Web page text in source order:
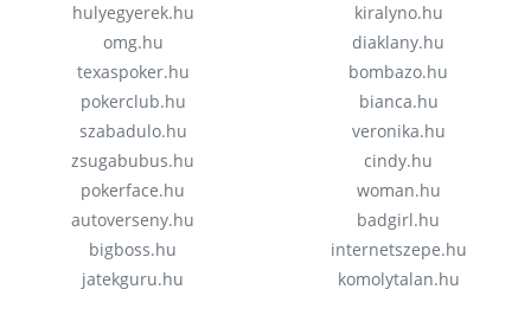
hulyegyerek.hu
omg.hu
texaspoker.hu
pokerclub.hu
szabadulo.hu
zsugabubus.hu
pokerface.hu
autoverseny.hu
bigboss.hu
jatekguru.hu
kiralyno.hu
diaklany.hu
bombazo.hu
bianca.hu
veronika.hu
cindy.hu
woman.hu
badgirl.hu
internetszepe.hu
komolytalan.hu